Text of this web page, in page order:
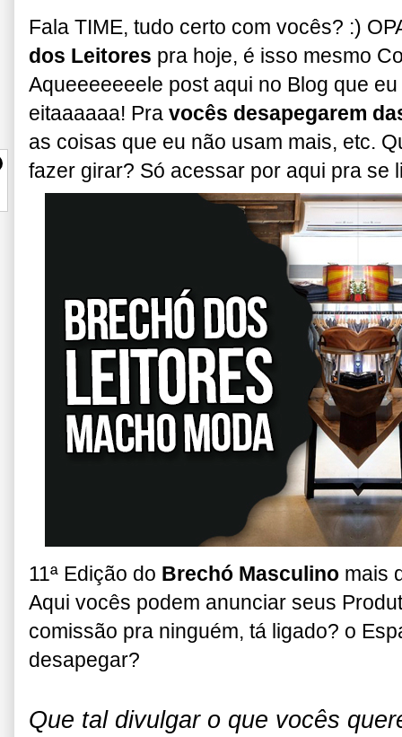
Fala TIME, tudo certo com vocês? :)
dos Leitores pra hoje, é isso mesmo
Aqueeeeeeele post aqui no Blog que
eitaaaaaa! Pra vocês desapegarem
as coisas que eu não usam mais, etc.
fazer girar? Só acessar por aqui pra se
11ª Edição do Brechó Masculino mais
Aqui vocês podem anunciar seus
comissão pra ninguém, tá ligado? o
desapegar?
Que tal divulgar o que vocês